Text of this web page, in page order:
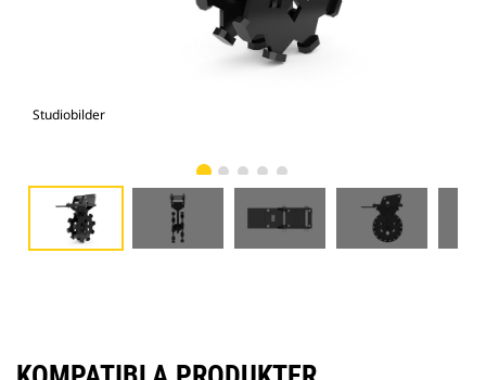
Studiobilder